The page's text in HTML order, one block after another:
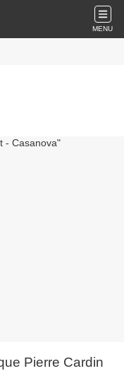
MENU
Pierre Cardin